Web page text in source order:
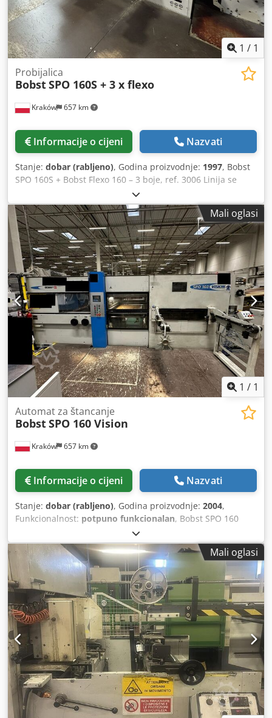
1 / 1
Kraków 657 km
Probijalica
BobstSPO 160S + 3 x flexo
Informacije o cijeni Nazvati
Stanje: dobar (rabljeno), Godina proizvodnje: 1997, Bobst
SPO 160S + Bobst Flexo 160 – 3 boje, ref. 3006 Linija se
sastoji od: – Bobst Easyloader Dedpfx Asy U D Nxocrokr – 3
x Bobst 160 flekso jedinice s vakuumskim prijenosom –
prijenos araka – Bobst SPO 160S – separatori Maksimalna
veličina arka – 1600x1100 mm Maksimalni učinak – 5500
araka/sat
Mali oglasi
1 / 1
Kraków 657 km
Automat za štancanje
BobstSPO 160 Vision
Informacije o cijeni Nazvati
Stanje: dobar (rabljeno), Godina proizvodnje: 2004,
Funkcionalnost: potpuno funkcionalan, Bobst SPO 160
Vision ref 3002 godina proizvodnje: 2004 maksimalna
veličina arka: 1600x1100 mm Dksdpfxjy Tpfvs Acrsr
maksimalna brzina: 4500 araka/sat QUBE sustav Jednica za
izbacivanje otpada Isporuka u serijama Stroj u dobrom
radnom stanju.
Mali oglasi